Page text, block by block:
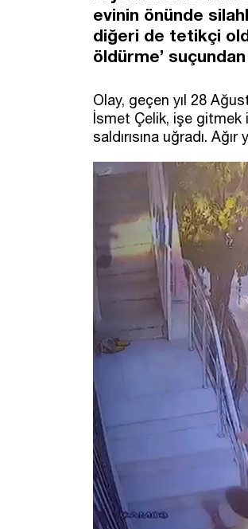
evinin önünde
diğeri de tetikçi
öldürme’
Olay, geçen yıl 28
İsmet Çelik, işe gitmek
saldırısına uğradı.